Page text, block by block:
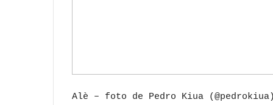
Alè – foto de Pedro Kiua